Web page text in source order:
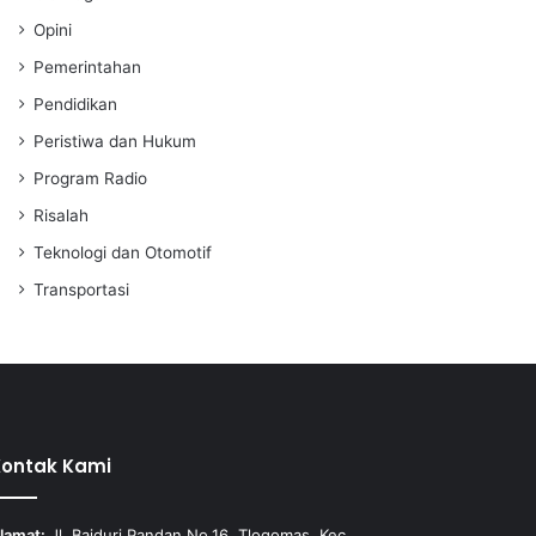
Opini
Pemerintahan
Pendidikan
Peristiwa dan Hukum
Program Radio
Risalah
Teknologi dan Otomotif
Transportasi
Kami